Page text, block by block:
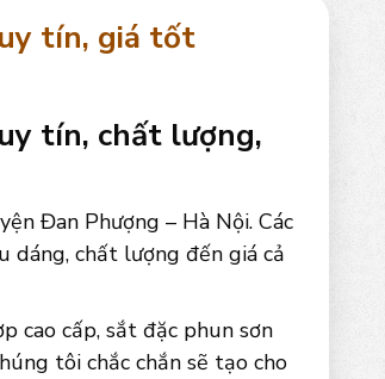
tín, giá tốt
tín, chất lượng,
Đan Phượng – Hà Nội. Các
dáng, chất lượng đến giá cả
cao cấp, sắt đặc phun sơn
tôi chắc chắn sẽ tạo cho